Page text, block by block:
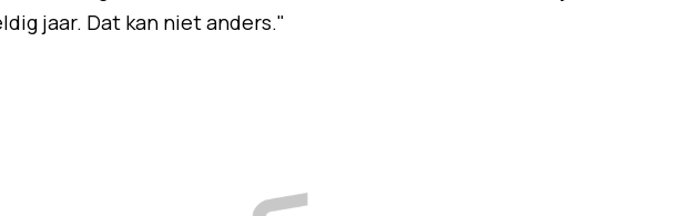
jaar. Dat kan niet anders."